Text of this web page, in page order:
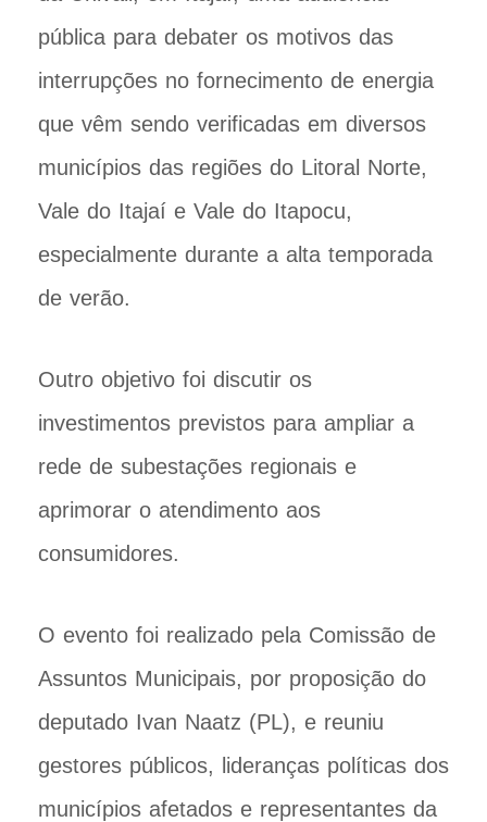
pública para debater os motivos das
interrupções no fornecimento de energia
que vêm sendo verificadas em diversos
municípios das regiões do Litoral Norte,
Vale do Itajaí e Vale do Itapocu,
especialmente durante a alta temporada
de verão.
Outro objetivo foi discutir os
investimentos previstos para ampliar a
rede de subestações regionais e
aprimorar o atendimento aos
consumidores.
O evento foi realizado pela Comissão de
Assuntos Municipais, por proposição do
deputado Ivan Naatz (PL), e reuniu
gestores públicos, lideranças políticas dos
municípios afetados e representantes da